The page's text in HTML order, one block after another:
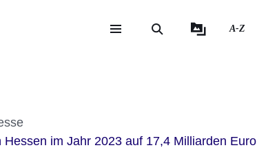
A-Z
im Jahr 2023 auf 17,4 Milliarden Euro